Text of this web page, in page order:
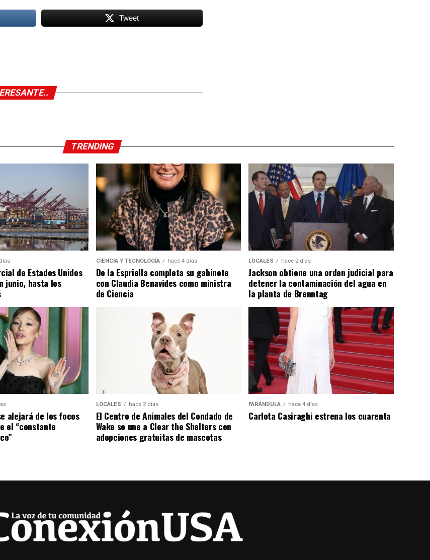
Tweet
TRENDING
de Estados Unidos
junio, hasta los
CIENCIA Y TECNOLOGÍA hace 4 días
De la Espriella completa su gabinete
con Claudia Benavides como ministra
de Ciencia
LOCALES hace 2 días
Jackson obtiene una orden judicial para
detener la contaminación del agua en
la planta de Brenntag
alejará de los focos
el “constante
LOCALES hace 2 días
El Centro de Animales del Condado de
Wake se une a Clear the Shelters con
adopciones gratuitas de mascotas
FARÁNDULA hace 4 días
Carlota Casiraghi estrena los cuarenta